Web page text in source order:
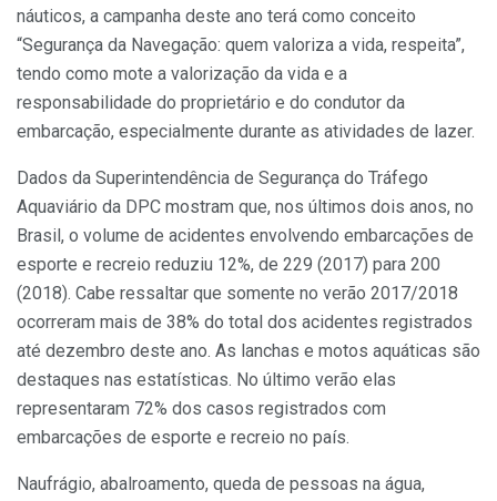
náuticos, a campanha deste ano terá como conceito
“Segurança da Navegação: quem valoriza a vida, respeita”,
tendo como mote a valorização da vida e a
responsabilidade do proprietário e do condutor da
embarcação, especialmente durante as atividades de lazer.
Dados da Superintendência de Segurança do Tráfego
Aquaviário da DPC mostram que, nos últimos dois anos, no
Brasil, o volume de acidentes envolvendo embarcações de
esporte e recreio reduziu 12%, de 229 (2017) para 200
(2018). Cabe ressaltar que somente no verão 2017/2018
ocorreram mais de 38% do total dos acidentes registrados
até dezembro deste ano. As lanchas e motos aquáticas são
destaques nas estatísticas. No último verão elas
representaram 72% dos casos registrados com
embarcações de esporte e recreio no país.
Naufrágio, abalroamento, queda de pessoas na água,